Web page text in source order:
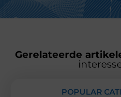
Gerelateerde
POPULAR